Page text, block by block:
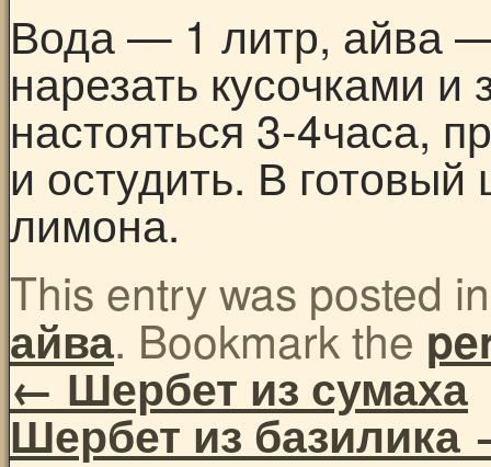
Вода — 1 литр, айва
нарезать кусочками
настояться 3-4часа,
и остудить. В
лимона.
This entry was posted
айва. Bookmark the
←Шербет из сумаха
Шербет из базилика